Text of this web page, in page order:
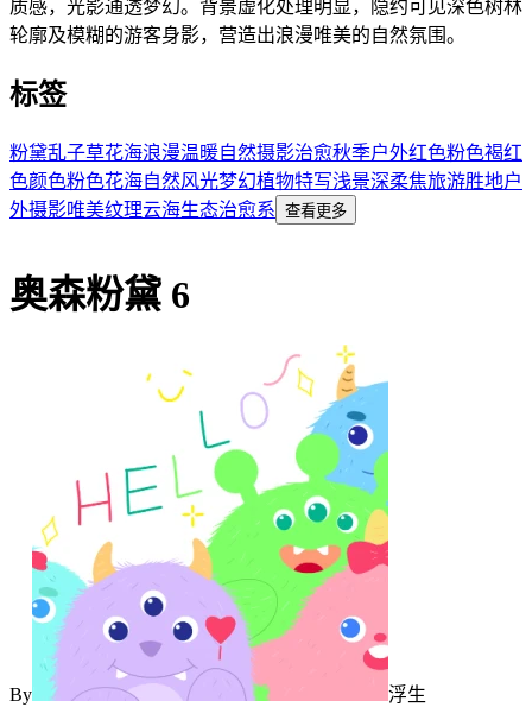
质感，光影通透梦幻。背景虚化处理明显，隐约可见深色树林
轮廓及模糊的游客身影，营造出浪漫唯美的自然氛围。
标签
粉黛乱子草花海浪漫温暖自然摄影治愈秋季户外红色粉色褐红
色颜色粉色花海自然风光梦幻植物特写浅景深柔焦旅游胜地户
外摄影唯美纹理云海生态治愈系 查看更多
奥森粉黛 6
By 浮生